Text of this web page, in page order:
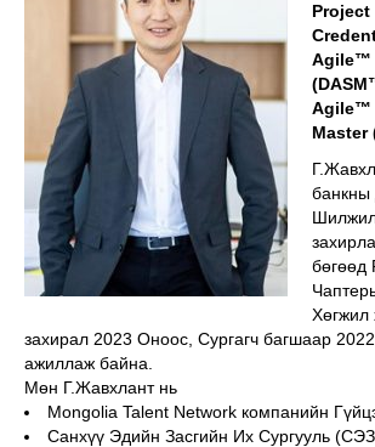
Project
Agile™
Agile™
Master
банкны
бөгөөд
Хөгжил
захирал 2023 Оноос, Сургагч багшаар
ажиллаж байна.
Мөн Г.Жавхлант нь
Mongolia Talent Network компанийн
Санхүү Эдийн Засгийн Их Сургууль